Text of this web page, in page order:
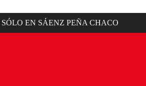
SÓLO EN SÁENZ PEÑA CHACO